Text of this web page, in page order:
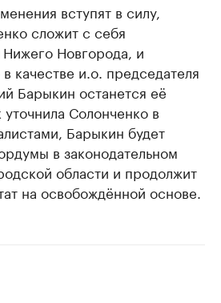
вступят в силу,
сложит с себя
Новгорода, и
качестве и.о. председателя
Барыкин останется её
Солонченко в
Барыкин будет
в законодательном
области и продолжит
на освобождённой основе.